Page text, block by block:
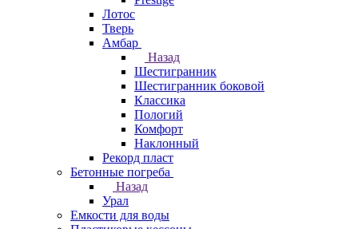
Лотос
Тверь
Амбар
Назад
Шестигранник
Шестигранник боковой
Классика
Пологий
Комфорт
Наклонный
Рекорд пласт
Бетонные погреба
Назад
Урал
Емкости для воды